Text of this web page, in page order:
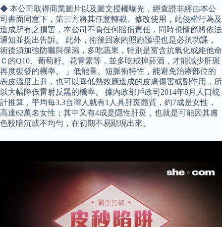
◆ 本公司取得商業圖片以及圖文授權曝光，經查證非經由本公
司書面同意下，第三方將其任意轉載、修改使用，此侵權行為及
造成所有之損害，本公司不負任何賠償責任，同時視情節將依法
通知並提出告訴。 此外，術後回家的照顧護理也是必須功課，
術後須加強防曬與保濕，多吃蔬果，特別是富含抗氧化或維他命
Ｃ的Q10、葡萄籽、花青素等，並多吃戒掉菸酒，才能減少肝斑
再度復發的機率。 」低能量、短脈衝特性，能避免治療部位的
表皮溫度上升，也可以降低熱效應造成的皮膚傷害或副作用，所
以大幅降低雷射反黑的機率。 據內政部戶政司2014年8月人口統
計推算，平均每3.3台灣人就有1人具肝斑體質，約7成是女性，
高達62萬名女性；其中又有4成是隱性肝斑，也就是可能因其膚
色較暗沉或不均勻，在初期不易顯現出來。